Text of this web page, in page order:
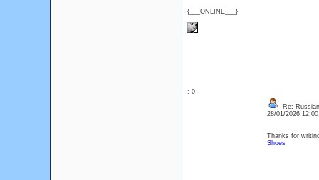
{___ONLINE___}
: 0
Re:
28/01/2026
Thanks for
Shoes